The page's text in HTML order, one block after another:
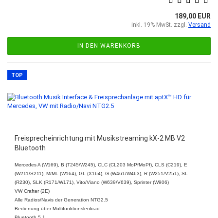
189,00 EUR
inkl. 19% MwSt. zzgl. Versand
IN DEN WARENKORB
TOP
Freisprecheinrichtung mit Musikstreaming kX-2 MB V2
Bluetooth
Mercedes A (W169), B (T245/W245), CLC (CL203 MoPfMoPf), CLS (C219), E
(W211/S211), M/ML (W164), GL (X164), G (W461/W463), R (W251/V251), SL
(R230), SLK (R171/W171), Vito/Viano (W639/V639), Sprinter (W906)
VW Crafter (2E)
Alle Radios/Navis der Generation NTG2.5
Bedienung über Multifunktionslenkrad